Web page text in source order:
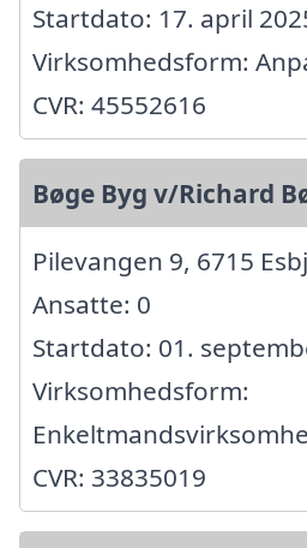
Startdato: 17. april
Virksomhedsform:
CVR: 45552616
Bøge Byg v/Richard
Pilevangen 9, 6715
Ansatte: 0
Startdato: 01.
Virksomhedsform:
CVR: 33835019